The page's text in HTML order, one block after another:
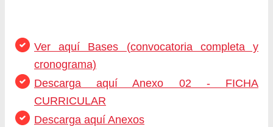
Ver aquí Bases (convocatoria completa y
cronograma)
Descarga aquí Anexo 02 - FICHA
CURRICULAR
Descarga aquí Anexos